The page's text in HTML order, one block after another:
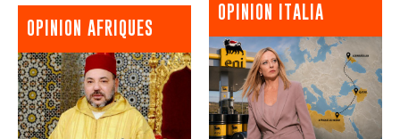
OPINION AFRIQUES
OPINION ITALIA